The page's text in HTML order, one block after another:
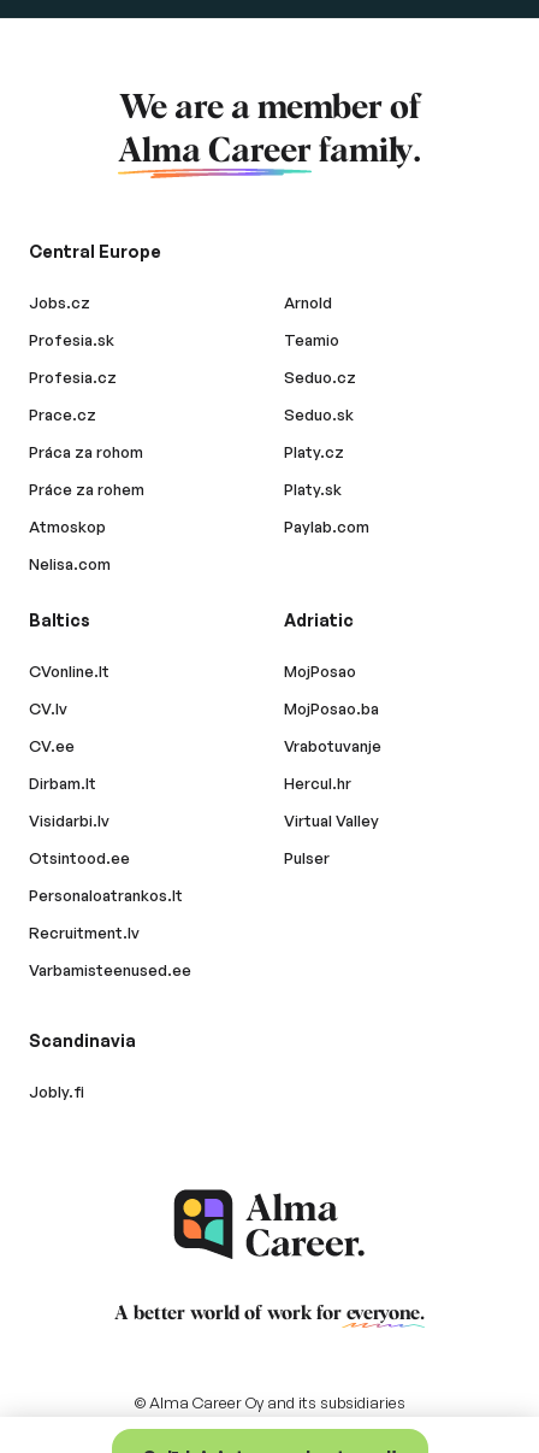
We are a member of
Alma Career family.
Central Europe
Jobs.cz
Profesia.sk
Profesia.cz
Prace.cz
Práca za rohom
Práce za rohem
Atmoskop
Nelisa.com
Arnold
Teamio
Seduo.cz
Seduo.sk
Platy.cz
Platy.sk
Paylab.com
Baltics
CVonline.lt
CV.lv
CV.ee
Dirbam.lt
Visidarbi.lv
Otsintood.ee
Personaloatrankos.lt
Recruitment.lv
Varbamisteenused.ee
Adriatic
MojPosao
MojPosao.ba
Vrabotuvanje
Hercul.hr
Virtual Valley
Pulser
Scandinavia
Jobly.fi
A better world of work for everyone.
© Alma Career Oy and its subsidiaries